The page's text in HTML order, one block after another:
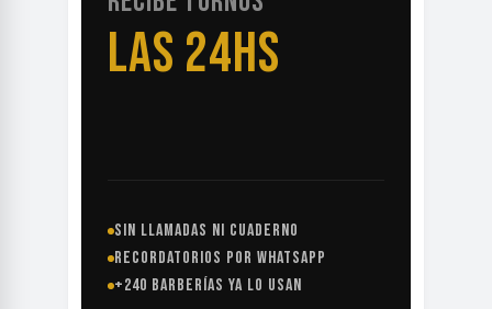
LAS 24HS
SIN LLAMADAS NI CUADERNO
RECORDATORIOS POR WHATSAPP
+240 BARBERÍAS YA LO USAN